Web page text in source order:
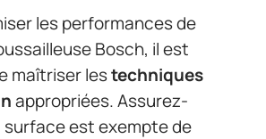
les performances de
Bosch, il est
maîtriser lestechniques
appropriées. Assurez-
surface est exempte de